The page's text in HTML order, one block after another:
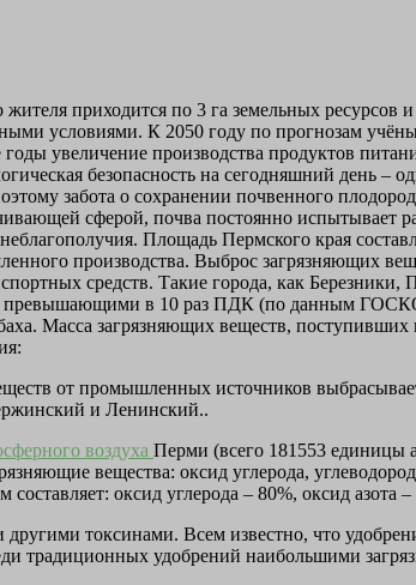
приходится по 3 га земельных
условиями. К 2050 году по прогнозам
увеличение производства продуктов
безопасность на сегодняшний день –
забота о сохранении почвенного
сферой, почва постоянно испытывает
Площадь Пермского края
производства. Выброс загрязняющих
средств. Такие города, как
, превышающими в 10 раз ПДК (по данным
Масса загрязняющих веществ,
от промышленных источников
и Ленинский..
воздуха Перми (всего 181553 единицы
вещества: оксид углерода,
оксид углерода – 80%, оксид азота
токсинами. Всем известно, что
традиционных удобрений наибольшими